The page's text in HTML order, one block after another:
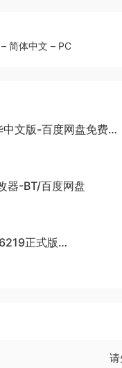
简体中文 – PC
文版-百度网盘免费下
器-BT/百度网盘
正式版
程-官方中文-全DLC百